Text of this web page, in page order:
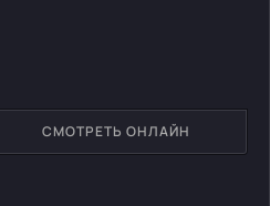
СМОТРЕТЬ ОНЛАЙН